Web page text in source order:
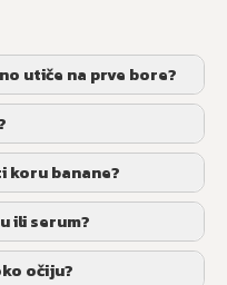
utiče na prve bore?
banane?
ili serum?
očiju?